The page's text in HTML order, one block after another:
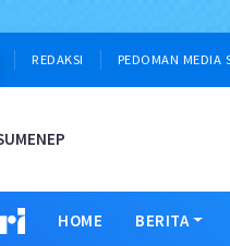
REDAKSI PEDOMAN MEDIA
HOME BERITA